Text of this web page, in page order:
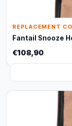
REPLACEMENT
Fantail Snooze
€108,90